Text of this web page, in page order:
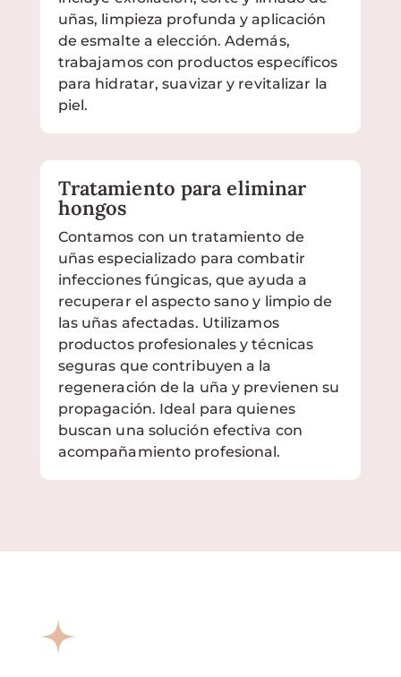
uñas, limpieza profunda y aplicación
de esmalte a elección. Además,
trabajamos con productos específicos
para hidratar, suavizar y revitalizar la
piel.
Tratamiento para eliminar
hongos
Contamos con un tratamiento de
uñas especializado para combatir
infecciones fúngicas, que ayuda a
recuperar el aspecto sano y limpio de
las uñas afectadas. Utilizamos
productos profesionales y técnicas
seguras que contribuyen a la
regeneración de la uña y previenen su
propagación. Ideal para quienes
buscan una solución efectiva con
acompañamiento profesional.